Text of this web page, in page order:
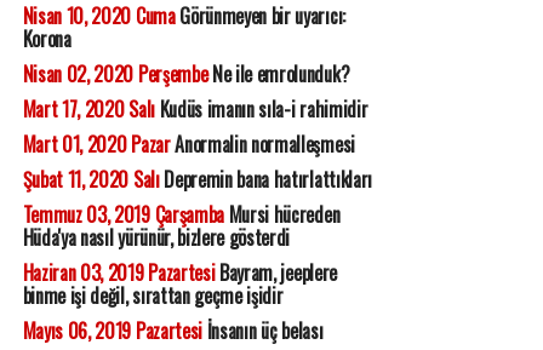
Nisan 10, 2020 CumaGörünmeyen bir uyarıcı:
Korona
Nisan 02, 2020 PerşembeNe ile emrolunduk?
Mart 17, 2020 SalıKudüs imanın sıla-i rahimidir
Mart 01, 2020 PazarAnormalin normalleşmesi
Şubat 11, 2020 SalıDepremin bana hatırlattıkları
Temmuz 03, 2019 ÇarşambaMursi hücreden
Hüda'ya nasıl yürünür, bizlere gösterdi
Haziran 03, 2019 PazartesiBayram, jeeplere
binme işi değil, sırattan geçme işidir
Mayıs 06, 2019 Pazartesiİnsanın üç belası